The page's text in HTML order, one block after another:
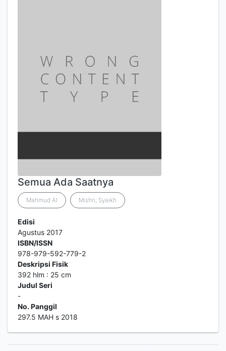
Semua Ada Saatnya
Mahmud Al Mishri, Syaikh
Edisi
Agustus 2017
ISBN/ISSN
978-979-592-779-2
Deskripsi Fisik
392 hlm : 25 cm
Judul Seri
-
No. Panggil
297.5 MAH s 2018